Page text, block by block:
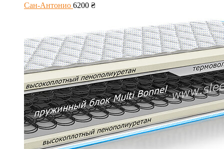
Сан-Антонио 6200 ₴